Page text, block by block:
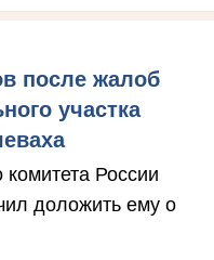
после жалоб
участка
России
доложить ему о